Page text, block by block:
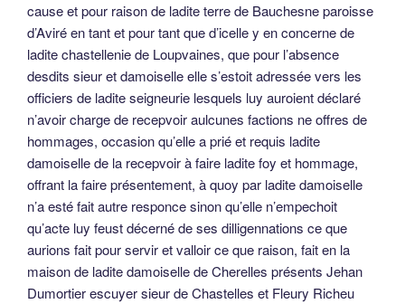
cause et pour raison de ladite terre de Bauchesne paroisse
d’Aviré en tant et pour tant que d’icelle y en concerne de
ladite chastellenie de Loupvaines, que pour l’absence
desdits sieur et damoiselle elle s’estoit adressée vers les
officiers de ladite seigneurie lesquels luy auroient déclaré
n’avoir charge de recepvoir aulcunes factions ne offres de
hommages, occasion qu’elle a prié et requis ladite
damoiselle de la recepvoir à faire ladite foy et hommage,
offrant la faire présentement, à quoy par ladite damoiselle
n’a esté fait autre responce sinon qu’elle n’empechoit
qu’acte luy feust décerné de ses dilligennations ce que
aurions fait pour servir et valloir ce que raison, fait en la
maison de ladite damoiselle de Cherelles présents Jehan
Dumortier escuyer sieur de Chastelles et Fleury Richeu